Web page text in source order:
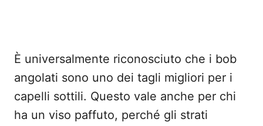
È universalmente riconosciuto che i bob
angolati sono uno dei tagli migliori per i
capelli sottili. Questo vale anche per chi
ha un viso paffuto, perché gli strati